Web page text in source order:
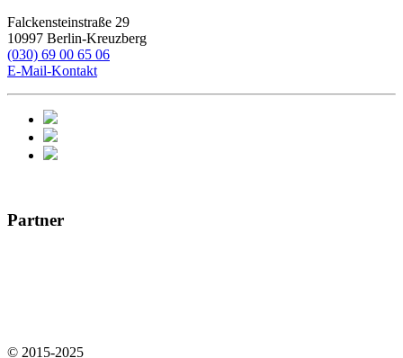
Falckensteinstraße 29
10997 Berlin-Kreuzberg
(030) 69 00 65 06
E-Mail-Kontakt
Partner
© 2015-2025